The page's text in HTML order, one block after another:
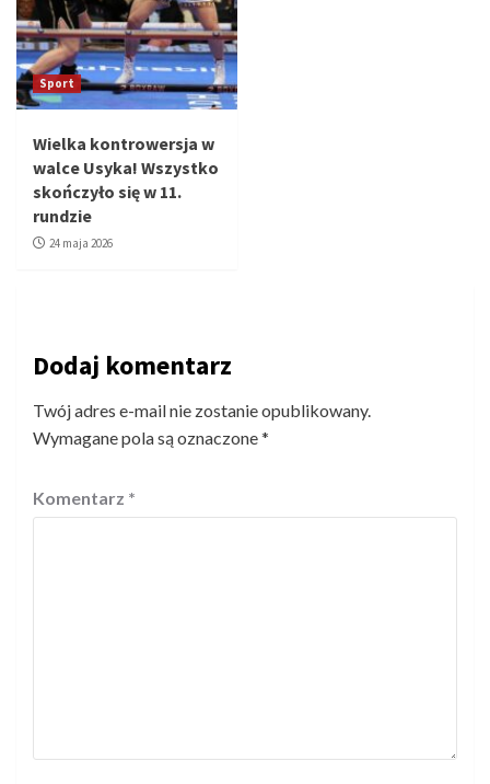
Sport
Wielka kontrowersja w
walce Usyka! Wszystko
skończyło się w 11.
rundzie
24 maja 2026
Dodaj komentarz
Twój adres e-mail nie zostanie opublikowany.
Wymagane pola są oznaczone*
Komentarz *